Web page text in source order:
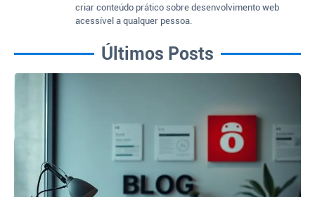
criar conteúdo prático sobre desenvolvimento web
acessível a qualquer pessoa.
Últimos Posts